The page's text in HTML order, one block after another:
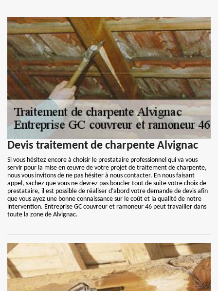
Devis traitement de charpente Alvignac
Si vous hésitez encore à choisir le prestataire professionnel qui va vous
servir pour la mise en œuvre de votre projet de traitement de charpente,
nous vous invitons de ne pas hésiter à nous contacter. En nous faisant
appel, sachez que vous ne devrez pas boucler tout de suite votre choix de
prestataire, il est possible de réaliser d’abord votre demande de devis afin
que vous ayez une bonne connaissance sur le coût et la qualité de notre
intervention. Entreprise GC couvreur et ramoneur 46 peut travailler dans
toute la zone de Alvignac.